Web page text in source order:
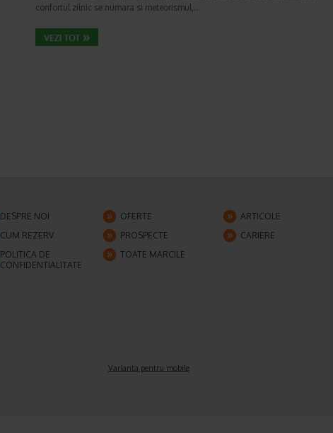
confortul zilnic se numara si meteorismul,…
DESPRE NOI OFERTE
ARTICOLE
CUM REZERV
PROSPECTE
CARIERE
POLITICA DE
CONFIDENTIALITATE
TOATE MARCILE
Varianta pentru mobile